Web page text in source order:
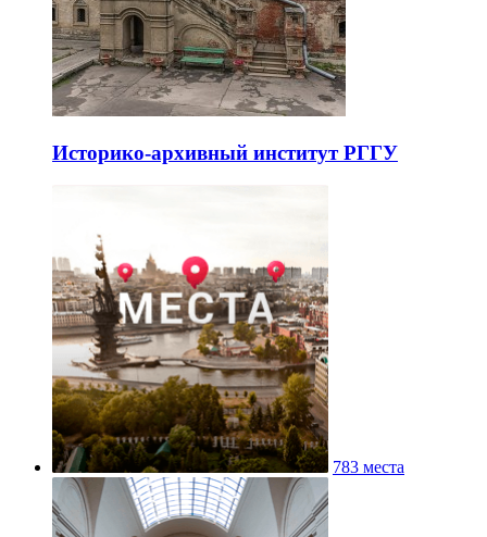
Историко-архивный институт РГГУ
783 места